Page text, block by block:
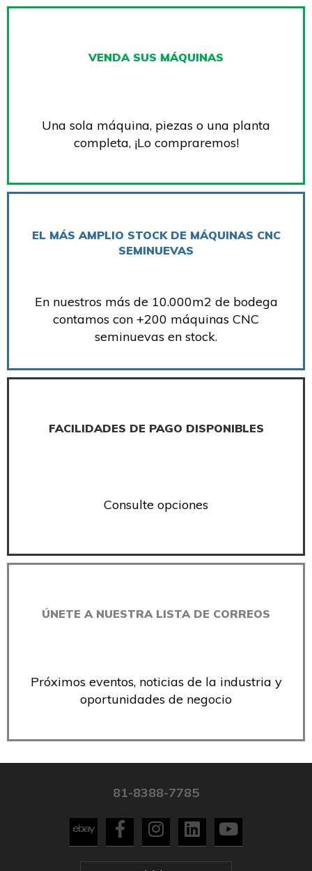
VENDA SUS MÁQUINAS
Una sola máquina, piezas o una planta
completa, ¡Lo compraremos!
EL MÁS AMPLIO STOCK DE MÁQUINAS CNC
SEMINUEVAS
En nuestros más de 10.000m2 de bodega
contamos con +200 máquinas CNC
seminuevas en stock.
FACILIDADES DE PAGO DISPONIBLES
Consulte opciones
ÚNETE A NUESTRA LISTA DE CORREOS
Próximos eventos, noticias de la industria y
oportunidades de negocio
81-8388-7785